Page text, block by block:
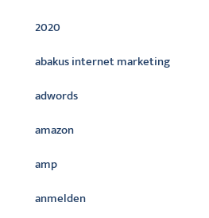
2020
abakus internet marketing
adwords
amazon
amp
anmelden